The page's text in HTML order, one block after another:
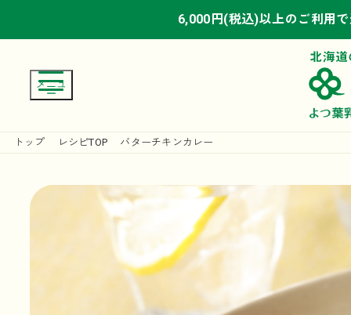
6,000円(税込)以上のご利用
6,000円(税込)以上のご利用
6,000円(税込)以上のご利用
トップ レシピTOP バターチキンカレー